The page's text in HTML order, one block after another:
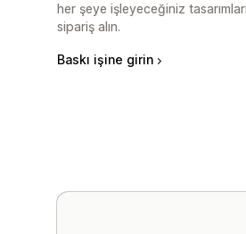
her şeye işleyeceğiniz
sipariş alın.
Baskı işine girin